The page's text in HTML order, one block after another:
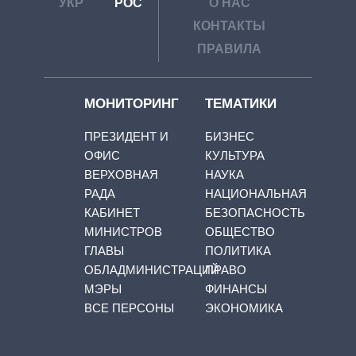
КОНТАКТЫ
ПРАВИЛА
МОНИТОРИНГ
ПРЕЗИДЕНТ И
ОФИС
ВЕРХОВНАЯ
РАДА
КАБИНЕТ
МИНИСТРОВ
ГЛАВЫ
ОБЛАДМИНИСТРАЦИЙ
МЭРЫ
ВСЕ ПЕРСОНЫ
ТЕМАТИКИ
БИЗНЕС
КУЛЬТУРА
НАУКА
НАЦИОНАЛЬНАЯ
БЕЗОПАСНОСТЬ
ОБЩЕСТВО
ПОЛИТИКА
ПРАВО
ФИНАНСЫ
ЭКОНОМИКА